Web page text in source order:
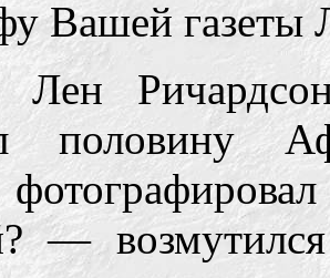
Вашей газеты
половину
—